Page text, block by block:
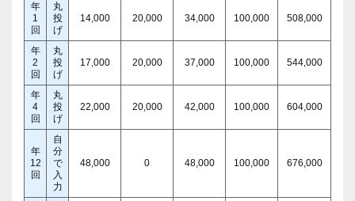
年
1
回
丸
投
げ
14,000 20,000 34,000 100,000 508,000
年
2
回
丸
投
げ
17,000 20,000 37,000 100,000 544,000
年
4
回
丸
投
げ
22,000 20,000 42,000 100,000 604,000
年
12
回
自
分
で
入
力
48,000 0 48,000 100,000 676,000